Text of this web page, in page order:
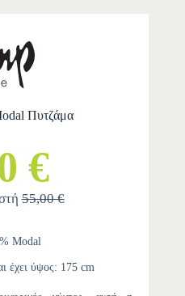
Πυτζάμα
€
55,00 €
Modal
έχει ύψος: 175 cm